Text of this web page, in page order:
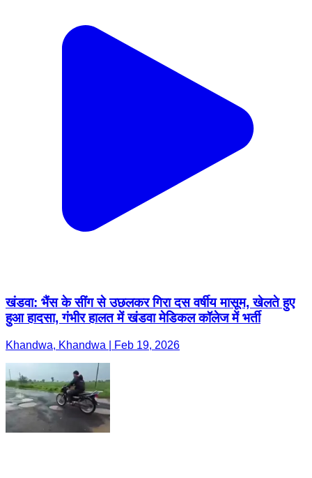
खंडवा: भैंस के सींग से उछलकर गिरा दस वर्षीय मासूम, खेलते हुए
हुआ हादसा, गंभीर हालत में खंडवा मेडिकल कॉलेज में भर्ती
Khandwa, Khandwa | Feb 19, 2026